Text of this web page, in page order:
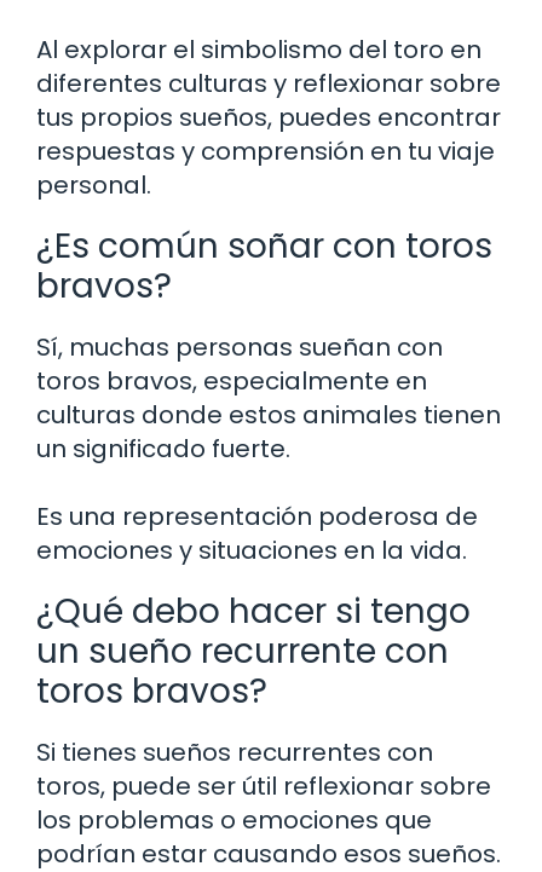
Al explorar el simbolismo del toro en
diferentes culturas y reflexionar sobre
tus propios sueños, puedes encontrar
respuestas y comprensión en tu viaje
personal.
¿Es común soñar con toros
bravos?
Sí, muchas personas sueñan con
toros bravos, especialmente en
culturas donde estos animales tienen
un significado fuerte.
Es una representación poderosa de
emociones y situaciones en la vida.
¿Qué debo hacer si tengo
un sueño recurrente con
toros bravos?
Si tienes sueños recurrentes con
toros, puede ser útil reflexionar sobre
los problemas o emociones que
podrían estar causando esos sueños.